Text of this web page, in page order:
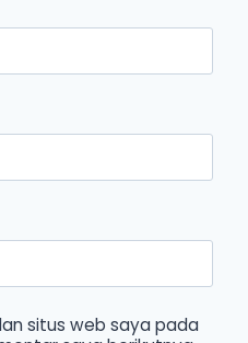
situs web saya pada